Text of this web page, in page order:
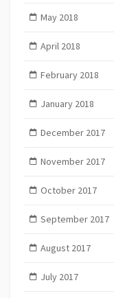
May 2018
April 2018
February 2018
January 2018
December 2017
November 2017
October 2017
September 2017
August 2017
July 2017